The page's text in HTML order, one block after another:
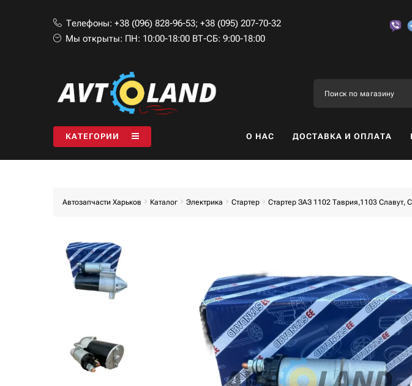
Телефоны: +38 (096) 828-96-53; +38 (095) 207-70-32
Мы открыты: ПН: 10:00-18:00 ВТ-СБ: 9:00-18:00
КАТЕГОРИИ O НАС ДОСТАВКА И ОПЛАТА
Автозапчасти Харьков Каталог Электрика Стартер Стартер ЗАЗ 1102 Таврия,1103 Славут,